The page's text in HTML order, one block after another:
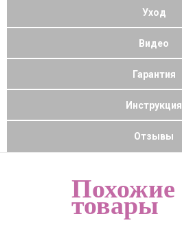
Уход
Видео
Гарантия
Инструкция
Отзывы
Похожие
товары